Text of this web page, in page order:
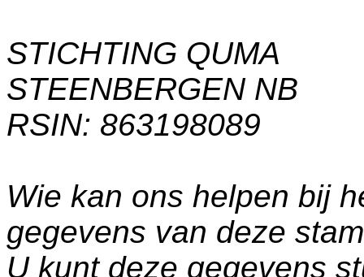
STICHTING QUMA
STEENBERGEN NB
RSIN: 863198089
Wie kan ons helpen bij
gegevens van deze
U kunt deze gegevens